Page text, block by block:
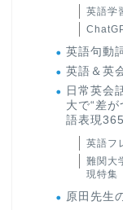
英語学
英語句動
英語＆英
日常英会
大で“差
語表現365
英語フ
難関大
現特集
原田先生